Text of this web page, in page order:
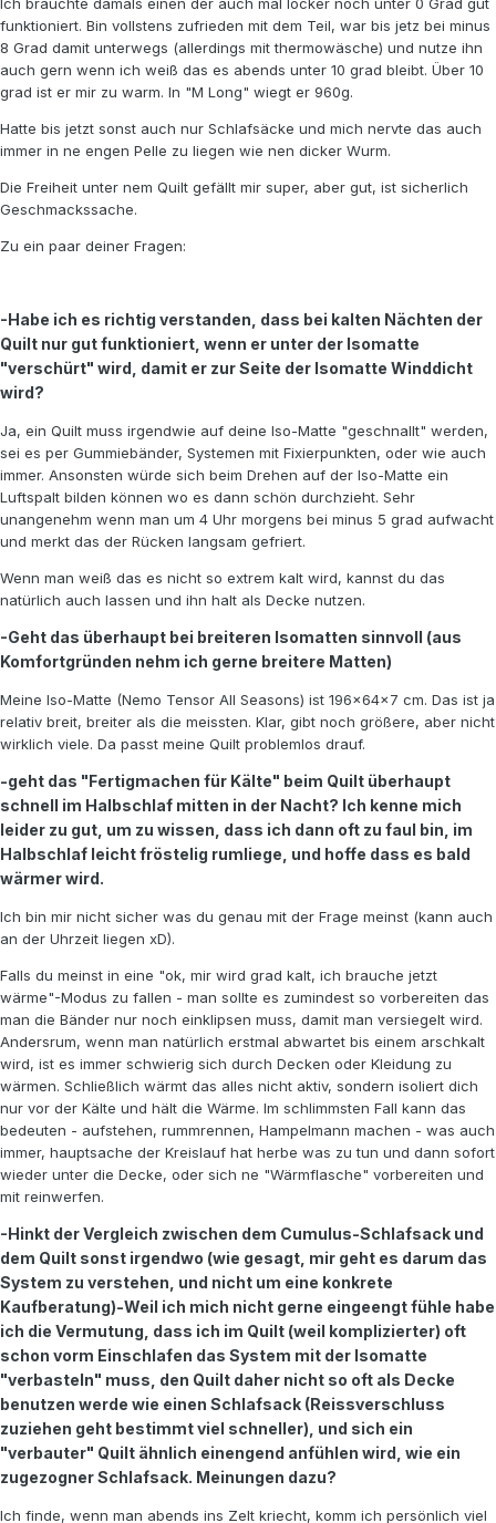
Ich brauchte damals einen der auch mal locker noch unter 0 Grad gut
funktioniert. Bin vollstens zufrieden mit dem Teil, war bis jetz bei minus
8 Grad damit unterwegs (allerdings mit thermowäsche) und nutze ihn
auch gern wenn ich weiß das es abends unter 10 grad bleibt. Über 10
grad ist er mir zu warm. In "M Long" wiegt er 960g.
Hatte bis jetzt sonst auch nur Schlafsäcke und mich nervte das auch
immer in ne engen Pelle zu liegen wie nen dicker Wurm.
Die Freiheit unter nem Quilt gefällt mir super, aber gut, ist sicherlich
Geschmackssache.
Zu ein paar deiner Fragen:
-Habe ich es richtig verstanden, dass bei kalten Nächten der
Quilt nur gut funktioniert, wenn er unter der Isomatte
"verschürt" wird, damit er zur Seite der Isomatte Winddicht
wird?
Ja, ein Quilt muss irgendwie auf deine Iso-Matte "geschnallt" werden,
sei es per Gummiebänder, Systemen mit Fixierpunkten, oder wie auch
immer. Ansonsten würde sich beim Drehen auf der Iso-Matte ein
Luftspalt bilden können wo es dann schön durchzieht. Sehr
unangenehm wenn man um 4 Uhr morgens bei minus 5 grad aufwacht
und merkt das der Rücken langsam gefriert.
Wenn man weiß das es nicht so extrem kalt wird, kannst du das
natürlich auch lassen und ihn halt als Decke nutzen.
-Geht das überhaupt bei breiteren Isomatten sinnvoll (aus
Komfortgründen nehm ich gerne breitere Matten)
Meine Iso-Matte (Nemo Tensor All Seasons) ist 196x64x7 cm. Das ist ja
relativ breit, breiter als die meissten. Klar, gibt noch größere, aber nicht
wirklich viele. Da passt meine Quilt problemlos drauf.
-geht das "Fertigmachen für Kälte" beim Quilt überhaupt
schnell im Halbschlaf mitten in der Nacht? Ich kenne mich
leider zu gut, um zu wissen, dass ich dann oft zu faul bin, im
Halbschlaf leicht fröstelig rumliege, und hoffe dass es bald
wärmer wird.
Ich bin mir nicht sicher was du genau mit der Frage meinst (kann auch
an der Uhrzeit liegen xD).
Falls du meinst in eine "ok, mir wird grad kalt, ich brauche jetzt
wärme"-Modus zu fallen - man sollte es zumindest so vorbereiten das
man die Bänder nur noch einklipsen muss, damit man versiegelt wird.
Andersrum, wenn man natürlich erstmal abwartet bis einem arschkalt
wird, ist es immer schwierig sich durch Decken oder Kleidung zu
wärmen. Schließlich wärmt das alles nicht aktiv, sondern isoliert dich
nur vor der Kälte und hält die Wärme. Im schlimmsten Fall kann das
bedeuten - aufstehen, rummrennen, Hampelmann machen - was auch
immer, hauptsache der Kreislauf hat herbe was zu tun und dann sofort
wieder unter die Decke, oder sich ne "Wärmflasche" vorbereiten und
mit reinwerfen.
-Hinkt der Vergleich zwischen dem Cumulus-Schlafsack und
dem Quilt sonst irgendwo (wie gesagt, mir geht es darum das
System zu verstehen, und nicht um eine konkrete
Kaufberatung)-Weil ich mich nicht gerne eingeengt fühle habe
ich die Vermutung, dass ich im Quilt (weil komplizierter) oft
schon vorm Einschlafen das System mit der Isomatte
"verbasteln" muss, den Quilt daher nicht so oft als Decke
benutzen werde wie einen Schlafsack (Reissverschluss
zuziehen geht bestimmt viel schneller), und sich ein
"verbauter" Quilt ähnlich einengend anfühlen wird, wie ein
zugezogner Schlafsack. Meinungen dazu?
Ich finde, wenn man abends ins Zelt kriecht, komm ich persönlich viel